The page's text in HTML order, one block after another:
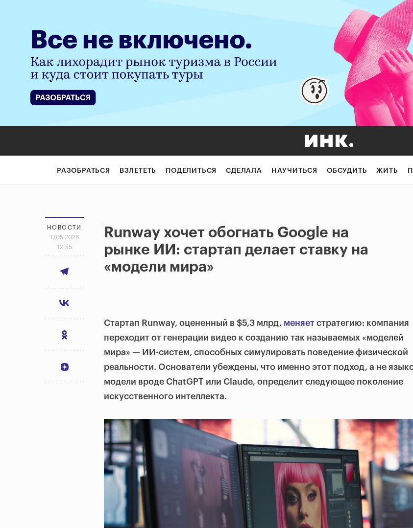
РАЗОБРАТЬСЯ ВЗЛЕТЕТЬ ПОДЕЛИТЬСЯ СДЕЛАЛА НАУЧИТЬСЯ ОБСУДИТЬ ЖИТЬ
НОВОСТИ
17.05.2026
12:55
Runway хочет обогнать Google на
рынке ИИ: стартап делает ставку на
«модели мира»
Стартап Runway, оцененный в $5,3 млрд, меняет стратегию: компания
переходит от генерации видео к созданию так называемых «моделей
мира» — ИИ-систем, способных симулировать поведение физической
реальности. Основатели убеждены, что именно этот подход, а не
модели вроде ChatGPT или Claude, определит следующее поколение
искусственного интеллекта.